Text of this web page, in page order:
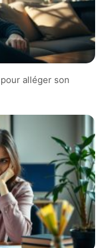
alléger son